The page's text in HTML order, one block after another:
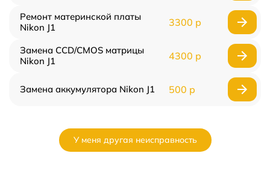
Ремонт материнской платы
Nikon J1
3300 р
Замена CCD/CMOS матрицы
Nikon J1
4300 р
Замена аккумулятора Nikon J1 500 р
У меня другая неисправность